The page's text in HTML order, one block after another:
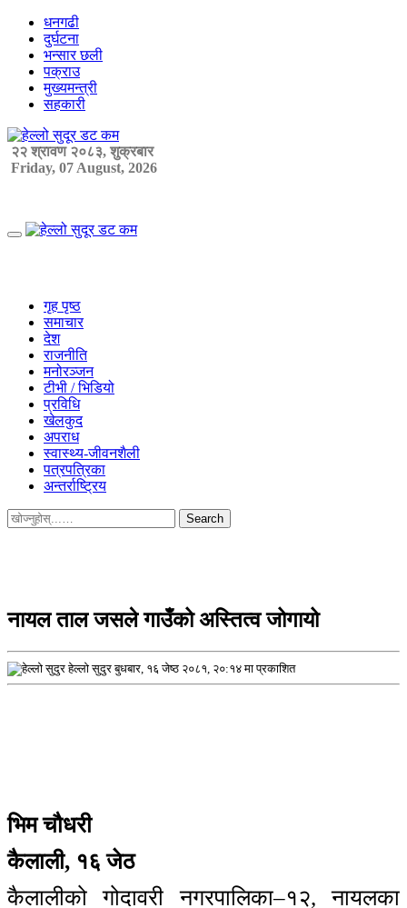
Skip
content
धनगढी
दुर्घटना
भन्सार छली
पक्राउ
मुख्यमन्त्री
सहकारी
२२ श्रावण २०८३, शुक्रबार
Friday, 07 August, 2026
Primary
गृह पृष्ठ
समाचार
देश
राजनीति
मनोरञ्जन
टीभी / भिडियो
प्रविधि
खेलकुद
अपराध
स्वास्थ्य-जीवनशैली
पत्रपत्रिका
अन्तर्राष्ट्रिय
Search
for:
नायल ताल जसले गाउँको अस्तित्व जोगायो
हेल्लो सुदुर बुधबार, १६ जेष्ठ २०८१, २०:१४ मा प्रकाशित
भिम चौधरी
कैलाली, १६ जेठ
कैलालीको गोदावरी नगरपालिका–१२, नायलका